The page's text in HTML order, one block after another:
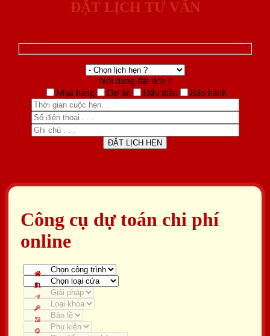
ĐẶT LỊCH TƯ VẤN
Nội dung đặt lịch ?
Mua hàng
Dự án Đấu thầu Bảo hành
Công cụ dự toán chi phí
online